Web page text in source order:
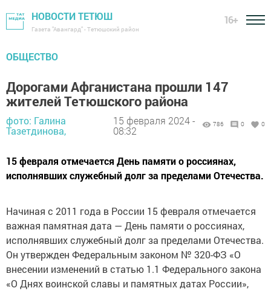
НОВОСТИ ТЕТЮШ
Газета "Авангард" - Тетюшский район
16+
ОБЩЕСТВО
Дорогами Афганистана прошли 147
жителей Тетюшского района
фото: Галина
Тазетдинова,
15 февраля 2024 -
08:32
786 0 0
15 февраля отмечается День памяти о россиянах,
исполнявших служебный долг за пределами Отечества.
Начиная с 2011 года в России 15 февраля отмечается
важная памятная дата — День памяти о россиянах,
исполнявших служебный долг за пределами Отечества.
Он утвержден Федеральным законом № 320-ФЗ «О
внесении изменений в статью 1.1 Федерального закона
«О Днях воинской славы и памятных датах России»,